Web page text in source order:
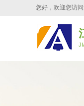
您好，欢迎您访